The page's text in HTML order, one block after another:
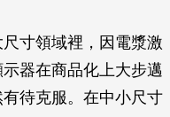
寸領域裡，因電漿激
器在商品化上大步邁
待克服。在中小尺寸